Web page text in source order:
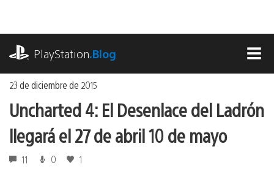
contenido
PlayStation.Blog
23 de diciembre de 2015
Uncharted 4: El Desenlace del Ladrón
llegará el 27 de abril 10 de mayo
11 0 1